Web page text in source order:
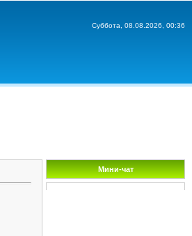
Суббота, 08.08.2026, 00:36
Мини-чат